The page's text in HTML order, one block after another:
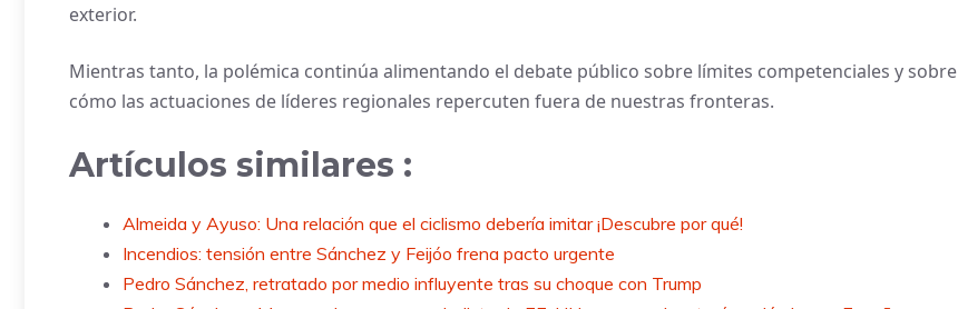
exterior.
Mientras tanto, la polémica continúa alimentando el debate público sobre límites competenciales y sobre
cómo las actuaciones de líderes regionales repercuten fuera de nuestras fronteras.
Artículos similares :
Almeida y Ayuso: Una relación que el ciclismo debería imitar ¡Descubre por qué!
Incendios: tensión entre Sánchez y Feijóo frena pacto urgente
Pedro Sánchez, retratado por medio influyente tras su choque con Trump